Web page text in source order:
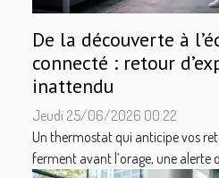
De la découverte à
connecté : retour
inattendu
Jeudi 25/06/2026 00:22
Un thermostat qui anticipe vos
ferment avant l’orage, une alerte